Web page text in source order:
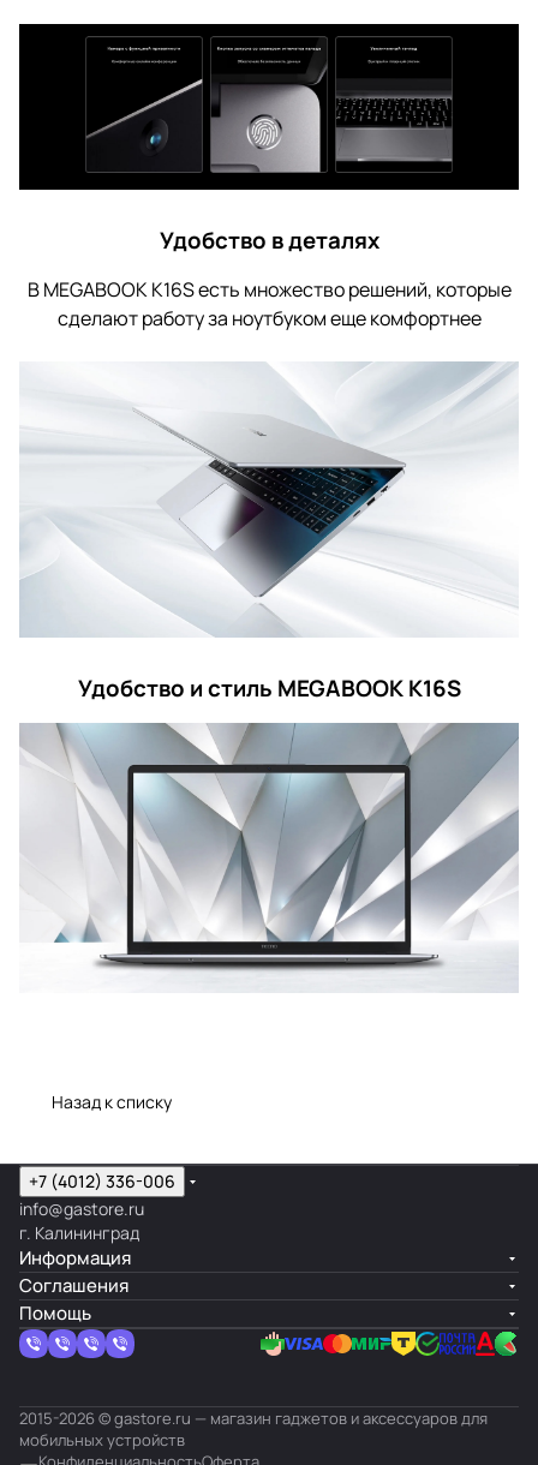
Удобство в деталях
В MEGABOOK K16S есть множество решений, которые
сделают работу за ноутбуком еще комфортнее
Удобство и стиль MEGABOOK K16S
Назад к списку
+7 (4012) 336-006
info@gastore.ru
г. Калининград
Информация
Соглашения
Помощь
2015-2026 © gastore.ru — магазин гаджетов и аксессуаров для
мобильных устройств